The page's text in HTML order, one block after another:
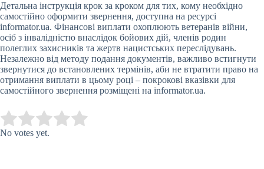
Детальна інструкція крок за кроком для тих, кому необхідно
самостійно оформити звернення, доступна на ресурсі
informator.ua. Фінансові виплати охоплюють ветеранів війни,
осіб з інвалідністю внаслідок бойових дій, членів родин
полеглих захисників та жертв нацистських переслідувань.
Незалежно від методу подання документів, важливо встигнути
звернутися до встановлених термінів, аби не втратити право на
отримання виплати в цьому році – покрокові вказівки для
самостійного звернення розміщені на informator.ua.
Rate this item:
No votes yet.